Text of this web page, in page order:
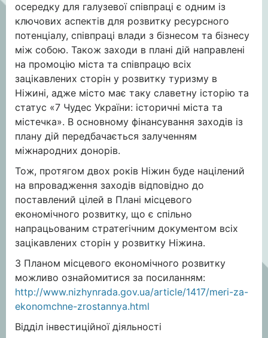
осередку для галузевої співпраці є одним із
ключових аспектів для розвитку ресурсного
потенціалу, співпраці влади з бізнесом та бізнесу
між собою. Також заходи в плані дій направлені
на промоцію міста та співпрацю всіх
зацікавлених сторін у розвитку туризму в
Ніжині, адже місто має таку славетну історію та
статус «7 Чудес України: історичні міста та
містечка». В основному фінансування заходів із
плану дій передбачається залученням
міжнародних донорів.
Тож, протягом двох років Ніжин буде націлений
на впровадження заходів відповідно до
поставлений цілей в Плані місцевого
економічного розвитку, що є спільно
напрацьованим стратегічним документом всіх
зацікавлених сторін у розвитку Ніжина.
З Планом місцевого економічного розвитку
можливо ознайомитися за посиланням:
http://www.nizhynrada.gov.ua/article/1417/meri-za-
ekonomchne-zrostannya.html
Відділ інвестиційної діяльності